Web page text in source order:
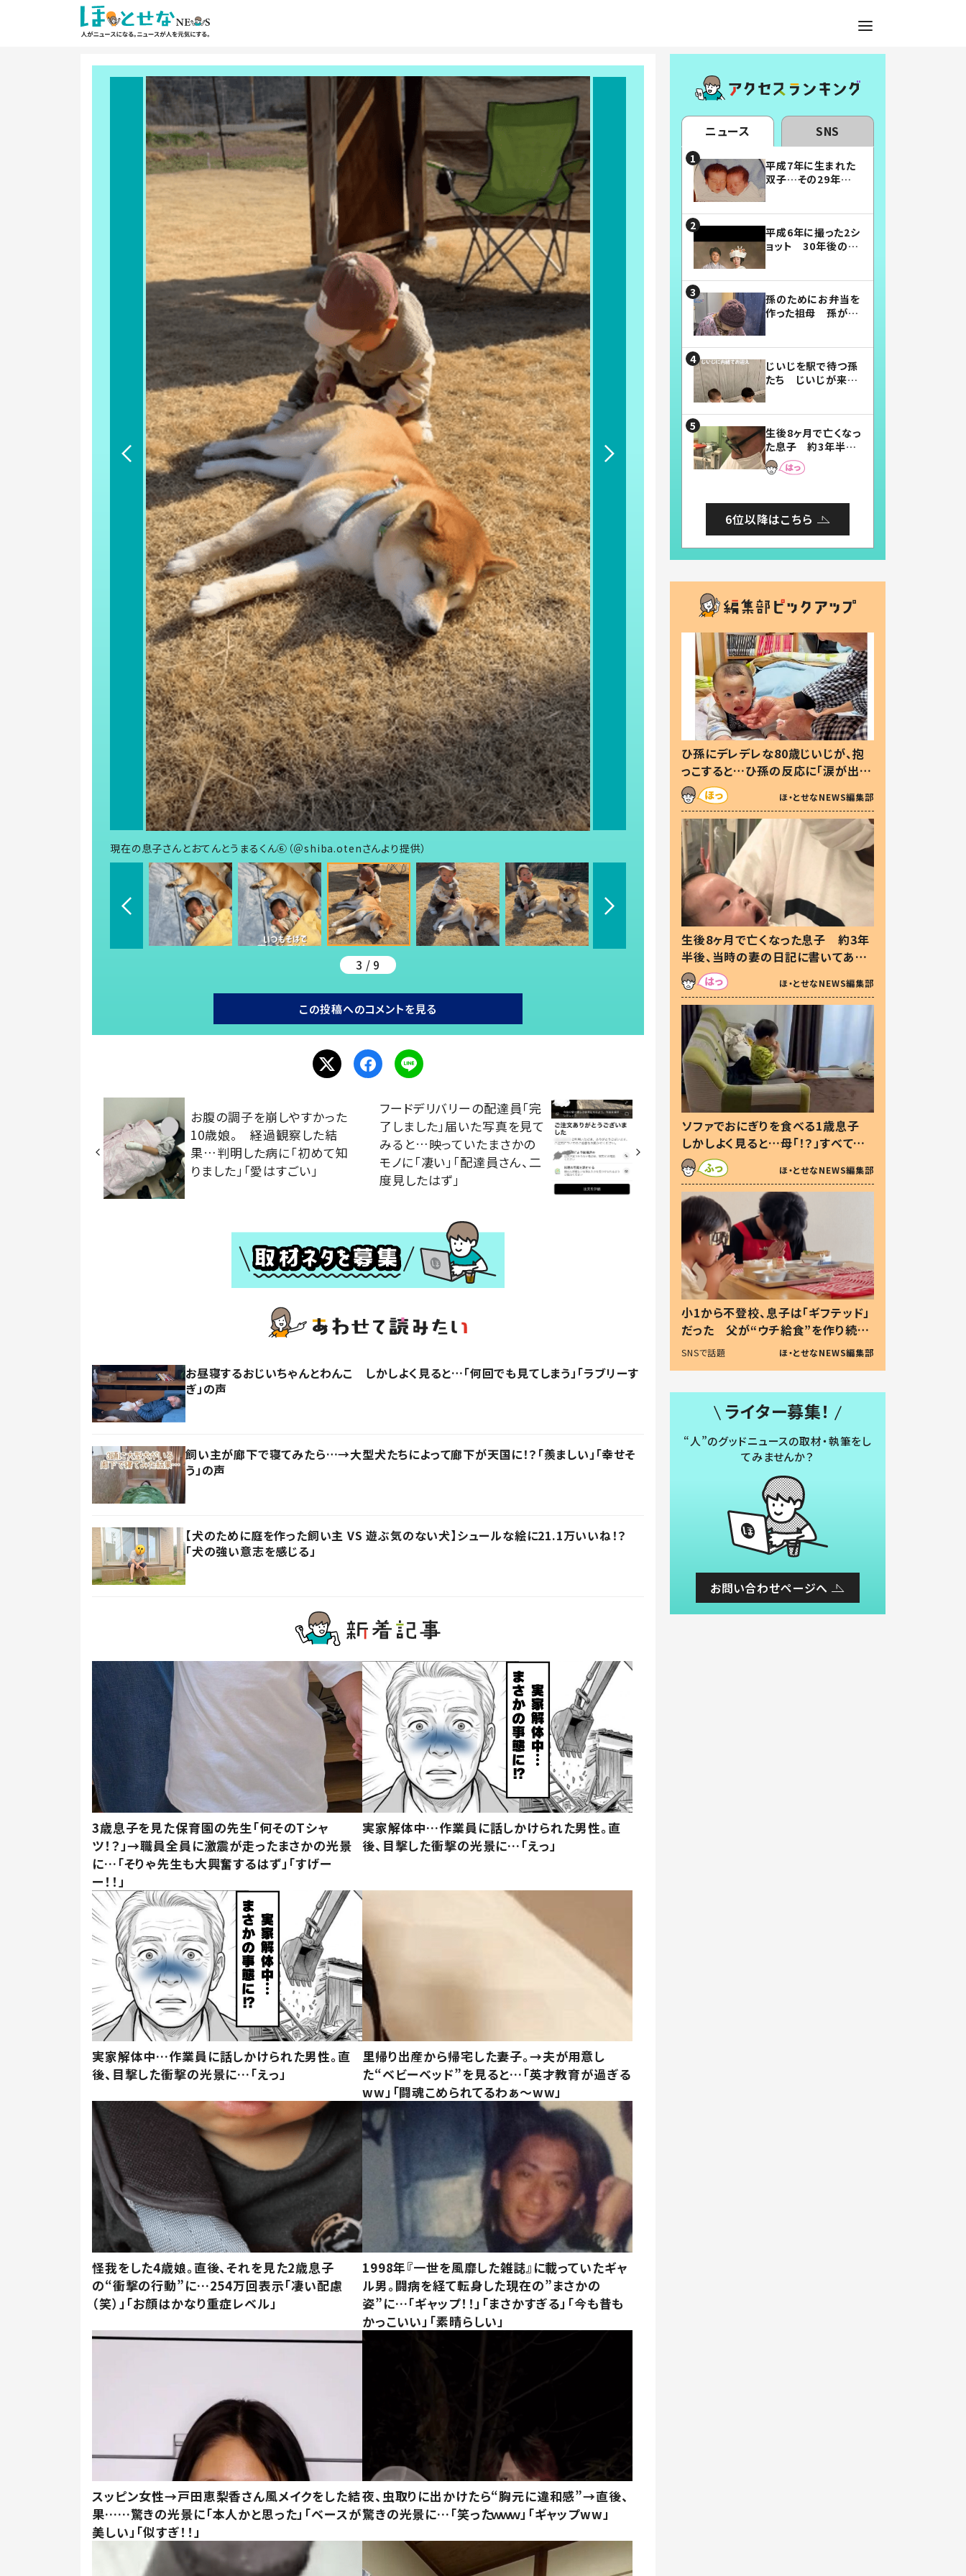
現在の息子さんとおてんとうまるくん⑥（＠shiba.otenさんより提供）
3 / 9
この投稿へのコメントを見る
お腹の調子を崩しやすかった
10歳娘。 経過観察した結
果…判明した病に「初めて知
りました」「愛はすごい」
フードデリバリーの配達員「完
了しました」届いた写真を見て
みると…映っていたまさかの
モノに「凄い」「配達員さん、二
度見したはず」
お昼寝するおじいちゃんとわんこ しかしよく見ると…「何回でも見てしまう」「ラブリーす
ぎ」の声
飼い主が廊下で寝てみたら…→大型犬たちによって廊下が天国に！？「羨ましい」「幸せそ
う」の声
【犬のために庭を作った飼い主 VS 遊ぶ気のない犬】シュールな絵に21.1万いいね！？
「犬の強い意志を感じる」
3歳息子を見た保育園の先生「何そのTシャ
ツ！？」→職員全員に激震が走ったまさかの光景
に…「そりゃ先生も大興奮するはず」「すげー
ー！！」
実家解体中…作業員に話しかけられた男性。直
後、目撃した衝撃の光景に…「えっ」
実家解体中…作業員に話しかけられた男性。直
後、目撃した衝撃の光景に…「えっ」
里帰り出産から帰宅した妻子。→夫が用意し
た“ベビーベッド”を見ると…「英才教育が過ぎる
ww」「闘魂こめられてるわぁ～ww」
怪我をした4歳娘。直後、それを見た2歳息子
の“衝撃の行動”に…254万回表示「凄い配慮
（笑）」「お顔はかなり重症レベル」
1998年『一世を風靡した雑誌』に載っていたギャ
ル男。闘病を経て転身した現在の”まさかの
姿”に…「ギャップ！！」「まさかすぎる」「今も昔も
かっこいい」「素晴らしい」
スッピン女性→戸田恵梨香さん風メイクをした結
果……驚きの光景に「本人かと思った」「ベースが
美しい」「似すぎ！！」
夜、虫取りに出かけたら“胸元に違和感”→直後、
驚きの光景に…「笑ったｗｗｗ」「ギャップww」
ニュース SNS
平成7年に生まれた
双子…その29年後
平成6年に撮った2シ
ョット 30年後の姿
孫のためにお弁当を
作った祖母 孫が絶
じいじを駅で待つ孫
たち じいじが来た
まらない」「幸せにな
れる」
生後8ヶ月で亡くなっ
た息子 約3年半
後、当時の妻の日記
に書いてあった本音
6位以降はこちら
ひ孫にデレデレな80歳じいじが、抱
っこすると…ひ孫の反応に「涙が出ま
した」「可愛くて仕方ない」
ほ・とせなNEWS編集部
生後8ヶ月で亡くなった息子 約3年
半後、当時の妻の日記に書いてあっ
た本音とは
ほ・とせなNEWS編集部
ソファでおにぎりを食べる1歳息子
しかしよく見ると…母「！？」すべてを
察した母の投稿に「可愛いから許
す！」「現行犯〜」
ほ・とせなNEWS編集部
小1から不登校、息子は「ギフテッド」
だった 父が“ウチ給食”を作り続け
る理由とは #令和の親 #令和の子
SNSで話題 ほ・とせなNEWS編集部
ライター募集！
“人”のグッドニュースの取材・執筆をし
てみませんか？
お問い合わせページへ